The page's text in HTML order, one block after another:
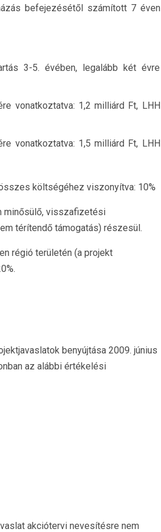
befejezésétől számított 7 éven
3-5. évében, legalább két évre
vonatkoztatva: 1,2 milliárd Ft, LHH
vonatkoztatva: 1,5 milliárd Ft, LHH
költségéhez viszonyítva: 10%
minősülő, visszafizetési
térítendő támogatás) részesül.
régió területén (a projekt
benyújtása 2009. június
az alábbi értékelési
akciótervi nevesítésre nem